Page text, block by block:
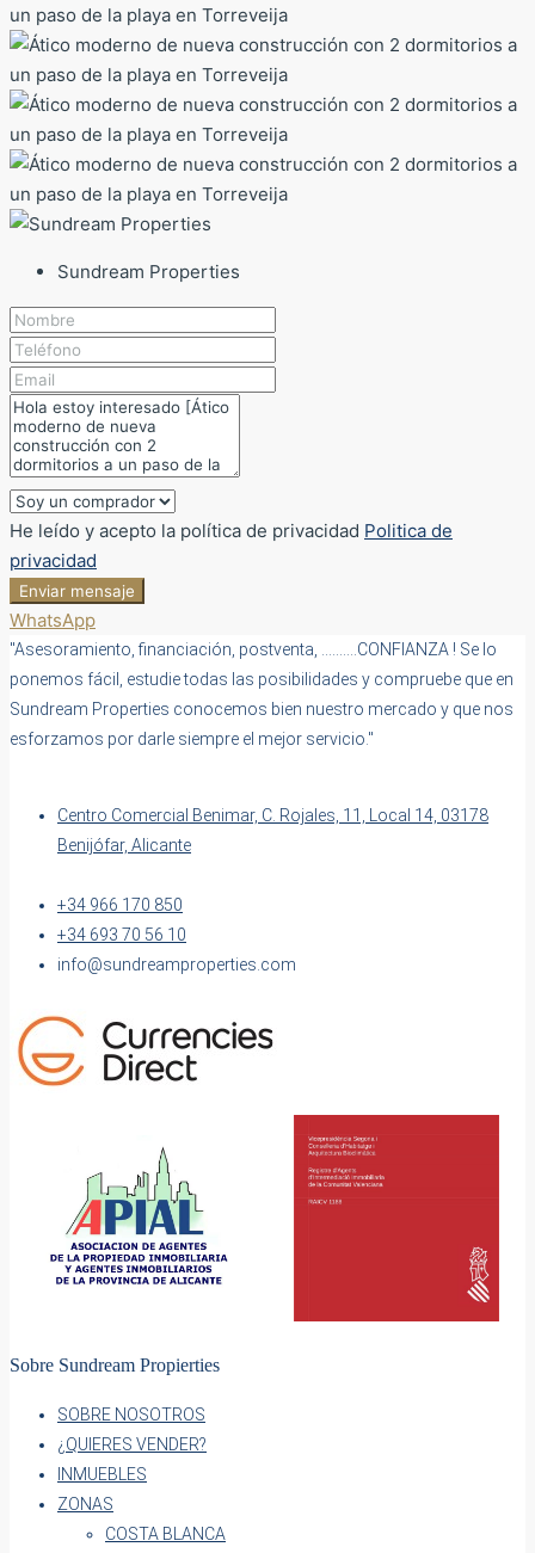
Sundream Properties
He leído y acepto la política de privacidad Politica de
privacidad
Enviar mensaje
WhatsApp
"Asesoramiento, financiación, postventa, ……….CONFIANZA ! Se lo
ponemos fácil, estudie todas las posibilidades y compruebe que en
Sundream Properties conocemos bien nuestro mercado y que nos
esforzamos por darle siempre el mejor servicio."
Centro Comercial Benimar, C. Rojales, 11, Local 14, 03178
Benijófar, Alicante
+34 966 170 850
+34 693 70 56 10
info@sundreamproperties.com
Sobre Sundream Propierties
SOBRE NOSOTROS
¿QUIERES VENDER?
INMUEBLES
ZONAS
COSTA BLANCA